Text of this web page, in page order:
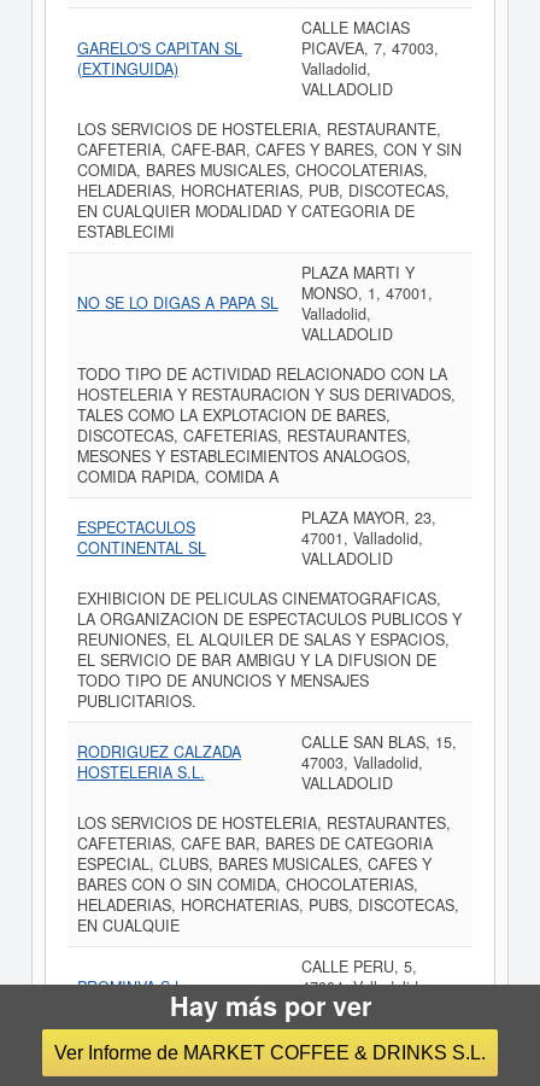
GARELO'S CAPITAN SL
(EXTINGUIDA)
CALLE MACIAS
PICAVEA, 7, 47003,
Valladolid,
VALLADOLID
LOS SERVICIOS DE HOSTELERIA, RESTAURANTE,
CAFETERIA, CAFE-BAR, CAFES Y BARES, CON Y SIN
COMIDA, BARES MUSICALES, CHOCOLATERIAS,
HELADERIAS, HORCHATERIAS, PUB, DISCOTECAS,
EN CUALQUIER MODALIDAD Y CATEGORIA DE
ESTABLECIMI
NO SE LO DIGAS A PAPA SL
PLAZA MARTI Y
MONSO, 1, 47001,
Valladolid,
VALLADOLID
TODO TIPO DE ACTIVIDAD RELACIONADO CON LA
HOSTELERIA Y RESTAURACION Y SUS DERIVADOS,
TALES COMO LA EXPLOTACION DE BARES,
DISCOTECAS, CAFETERIAS, RESTAURANTES,
MESONES Y ESTABLECIMIENTOS ANALOGOS,
COMIDA RAPIDA, COMIDA A
ESPECTACULOS
CONTINENTAL SL
PLAZA MAYOR, 23,
47001, Valladolid,
VALLADOLID
EXHIBICION DE PELICULAS CINEMATOGRAFICAS,
LA ORGANIZACION DE ESPECTACULOS PUBLICOS Y
REUNIONES, EL ALQUILER DE SALAS Y ESPACIOS,
EL SERVICIO DE BAR AMBIGU Y LA DIFUSION DE
TODO TIPO DE ANUNCIOS Y MENSAJES
PUBLICITARIOS.
RODRIGUEZ CALZADA
HOSTELERIA S.L.
CALLE SAN BLAS, 15,
47003, Valladolid,
VALLADOLID
LOS SERVICIOS DE HOSTELERIA, RESTAURANTES,
CAFETERIAS, CAFE BAR, BARES DE CATEGORIA
ESPECIAL, CLUBS, BARES MUSICALES, CAFES Y
BARES CON O SIN COMIDA, CHOCOLATERIAS,
HELADERIAS, HORCHATERIAS, PUBS, DISCOTECAS,
EN CUALQUIE
PROMINVA S.L.
CALLE PERU, 5,
47004, Valladolid,
VALLADOLID
EMPRENDEDORES DE
Hay más por ver
Ver Informe de MARKET COFFEE & DRINKS S.L.